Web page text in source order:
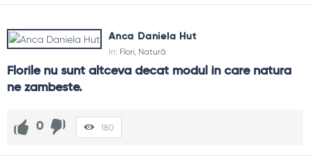
Anca Daniela Hut
In: Flori, Natură
Florile nu sunt altceva decat modul in care natura
ne zambeste.
0 180